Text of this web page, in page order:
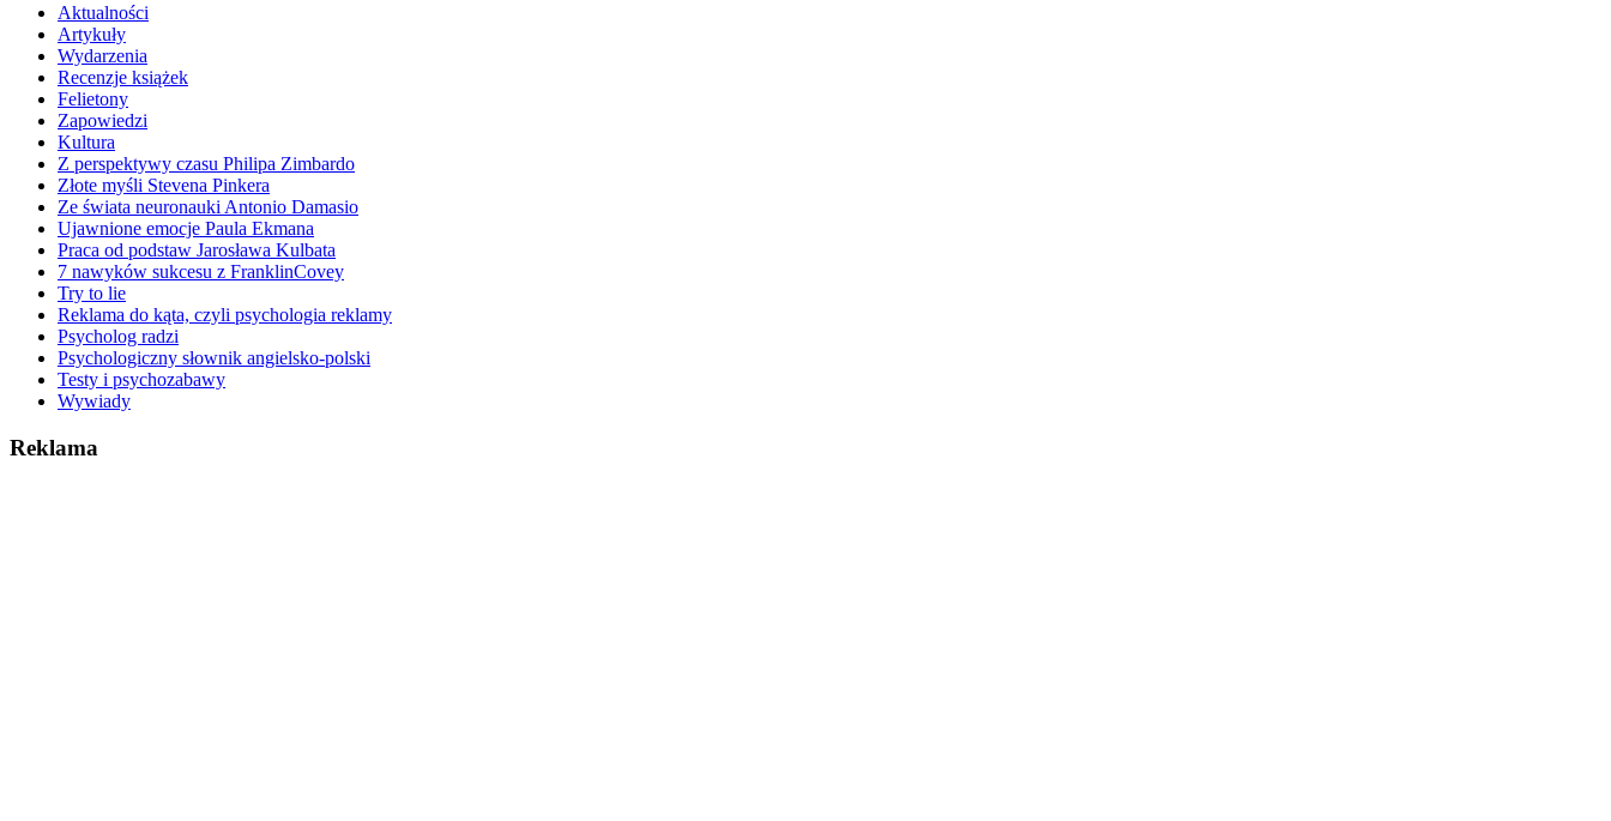
Aktualności
Artykuły
Wydarzenia
Recenzje książek
Felietony
Zapowiedzi
Kultura
Z perspektywy czasu Philipa Zimbardo
Złote myśli Stevena Pinkera
Ze świata neuronauki Antonio Damasio
Ujawnione emocje Paula Ekmana
Praca od podstaw Jarosława Kulbata
7 nawyków sukcesu z FranklinCovey
Try to lie
Reklama do kąta, czyli psychologia reklamy
Psycholog radzi
Psychologiczny słownik angielsko-polski
Testy i psychozabawy
Wywiady
Reklama